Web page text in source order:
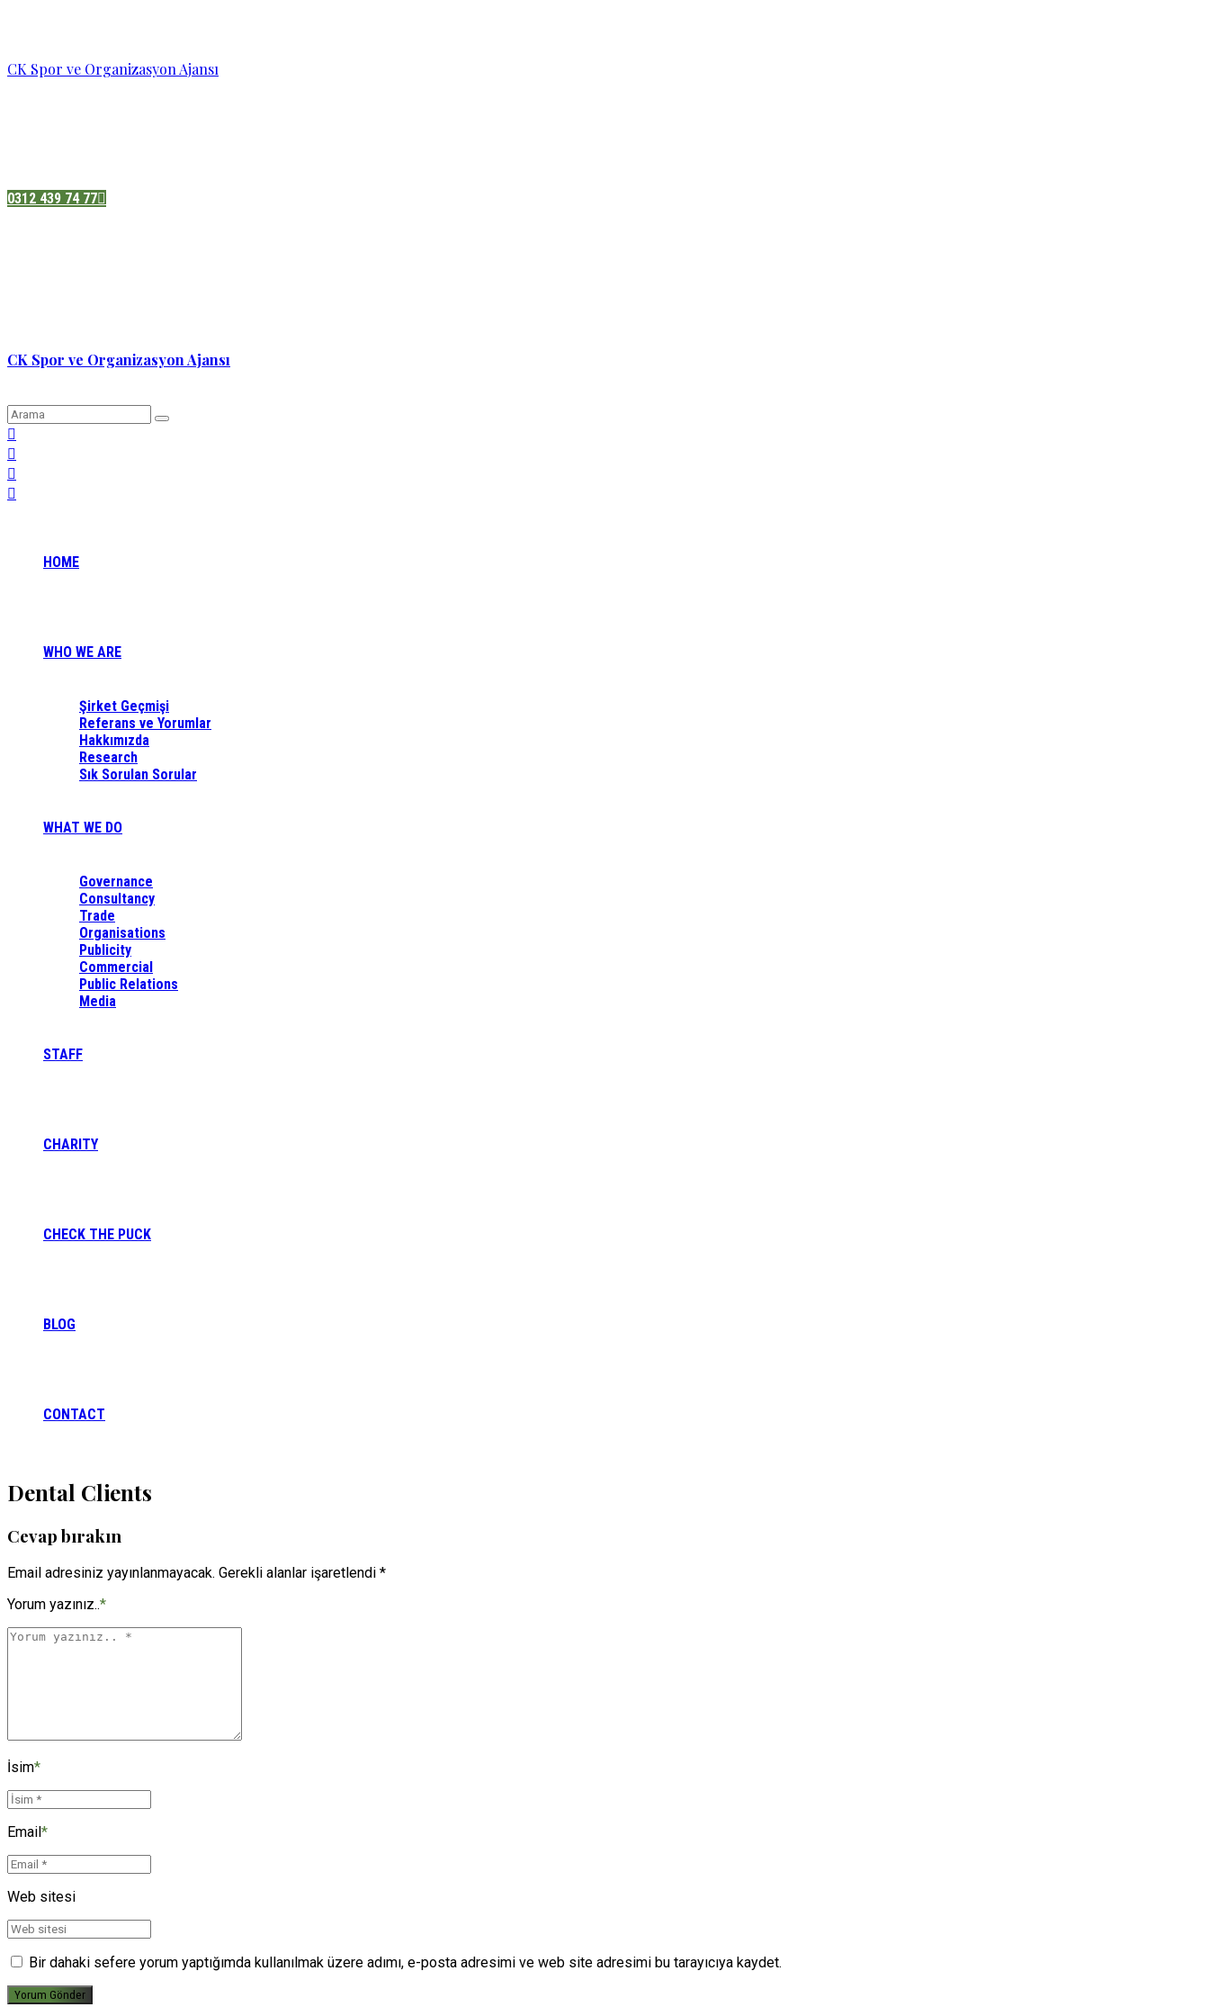
CK Spor ve Organizasyon Ajansı
0312 439 74 77
CK Spor ve Organizasyon Ajansı
HOME
WHO WE ARE
Şirket Geçmişi
Referans ve Yorumlar
Hakkımızda
Research
Sık Sorulan Sorular
WHAT WE DO
Governance
Consultancy
Trade
Organisations
Publicity
Commercial
Public Relations
Media
STAFF
CHARITY
CHECK THE PUCK
BLOG
CONTACT
Dental Clients
Cevap bırakın
Email adresiniz yayınlanmayacak. Gerekli alanlar işaretlendi *
Yorum yazınız..*
İsim*
Email*
Web sitesi
Bir dahaki sefere yorum yaptığımda kullanılmak üzere adımı, e-posta adresimi ve web site adresimi bu tarayıcıya kaydet.
Yorum Gönder